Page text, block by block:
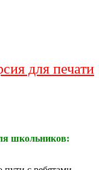
для печати
школьников: